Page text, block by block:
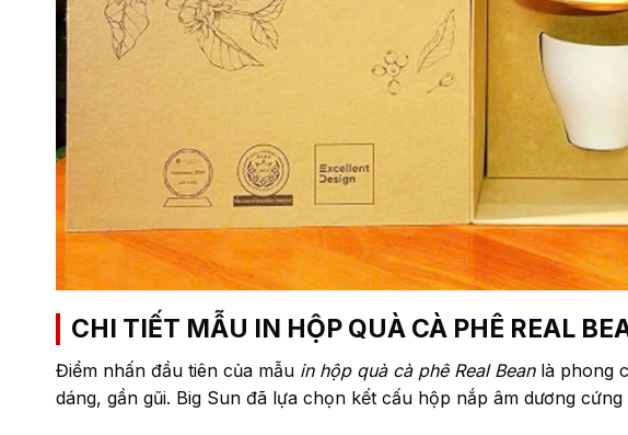
CHI TIẾT MẪU IN HỘP QUÀ CÀ PHÊ REAL
Điểm nhấn đầu tiên của mẫu in hộp quà cà phê Real Beanlà phong
dáng, gần gũi. Big Sun đã lựa chọn kết cấu hộp nắp âm dương